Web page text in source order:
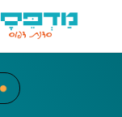
דלג לתוכן הראשי